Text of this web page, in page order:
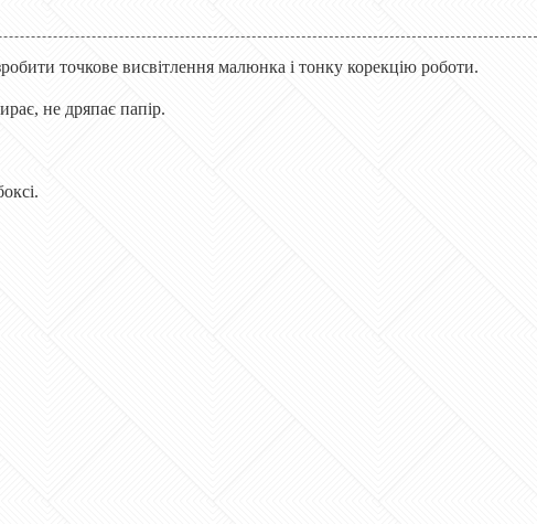
точкове висвітлення малюнка і тонку корекцію роботи.
не дряпає папір.